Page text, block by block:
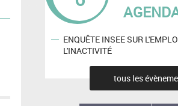
ENQUÊTE INSEE SUR
L'INACTIVITÉ
tous les